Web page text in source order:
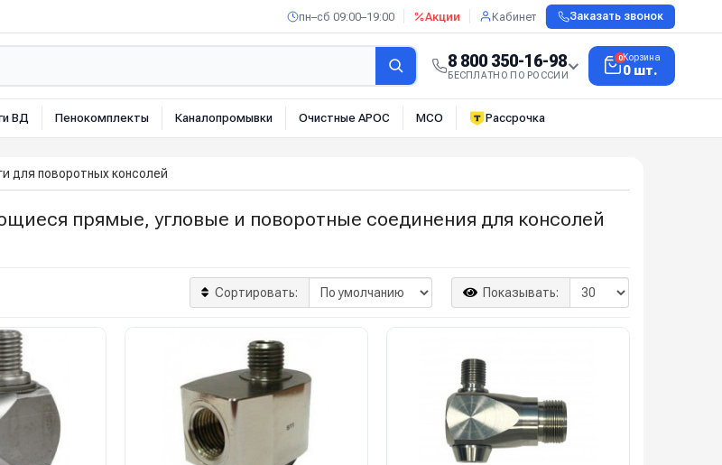
пн–сб 09:00–19:00 Акции Кабинет Заказать звонок
8 800 350-16-98
БЕСПЛАТНО ПО РОССИИ
0Корзина
0 шт.
ВД Пенокомплекты Каналопромывки Очистные АРОС МСО Рассрочка
для поворотных консолей
прямые, угловые и поворотные соединения для консолей
Сортировать: Показывать: